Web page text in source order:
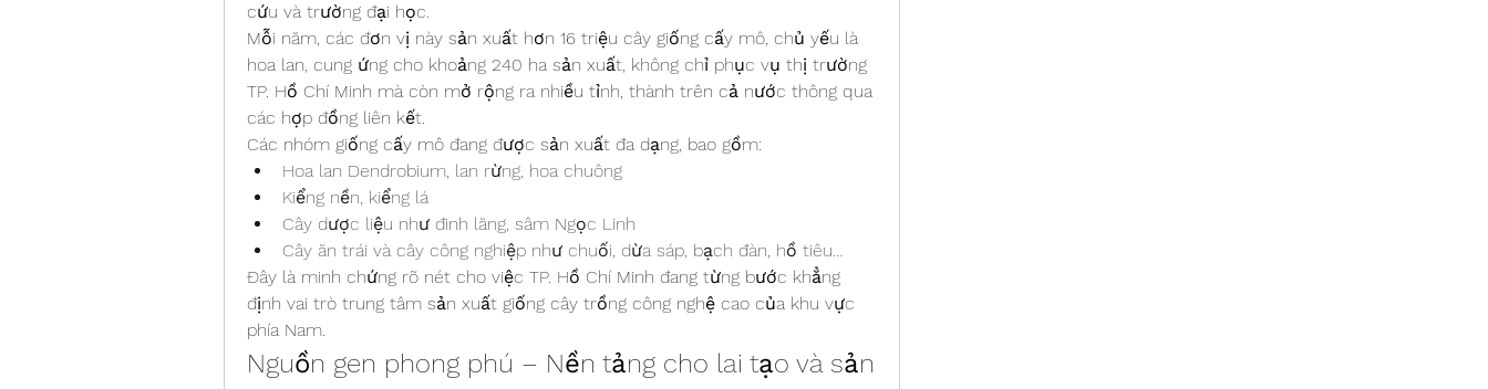
cứu và trường đại học.
Mỗi năm, các đơn vị này sản xuất hơn 16 triệu cây giống cấy mô, chủ yếu là
hoa lan, cung ứng cho khoảng 240 ha sản xuất, không chỉ phục vụ thị trường
TP. Hồ Chí Minh mà còn mở rộng ra nhiều tỉnh, thành trên cả nước thông qua
các hợp đồng liên kết.
Các nhóm giống cấy mô đang được sản xuất đa dạng, bao gồm:
Hoa lan Dendrobium, lan rừng, hoa chuông
Kiểng nền, kiểng lá
Cây dược liệu như đinh lăng, sâm Ngọc Linh
Cây ăn trái và cây công nghiệp như chuối, dừa sáp, bạch đàn, hồ tiêu…
Đây là minh chứng rõ nét cho việc TP. Hồ Chí Minh đang từng bước khẳng
định vai trò trung tâm sản xuất giống cây trồng công nghệ cao của khu vực
phía Nam.
Nguồn gen phong phú – Nền tảng cho lai tạo và sản